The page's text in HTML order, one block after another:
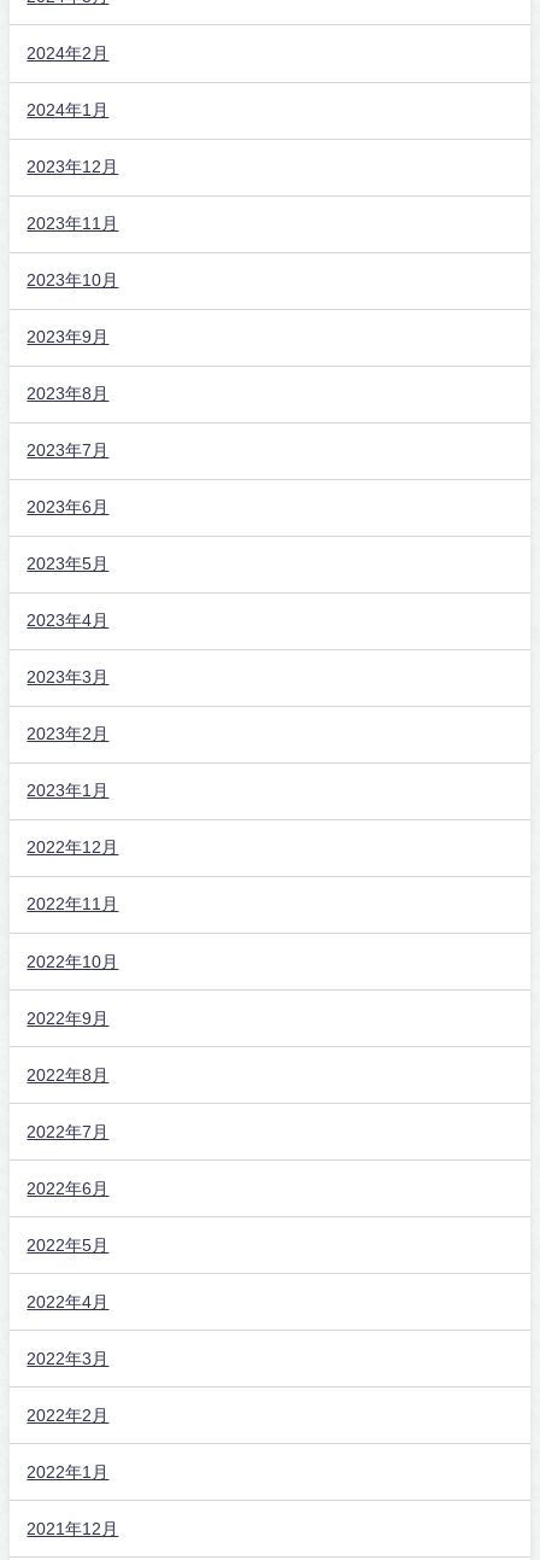
2024年2月
2024年1月
2023年12月
2023年11月
2023年10月
2023年9月
2023年8月
2023年7月
2023年6月
2023年5月
2023年4月
2023年3月
2023年2月
2023年1月
2022年12月
2022年11月
2022年10月
2022年9月
2022年8月
2022年7月
2022年6月
2022年5月
2022年4月
2022年3月
2022年2月
2022年1月
2021年12月